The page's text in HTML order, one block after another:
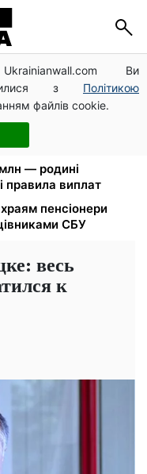
Ви
з Політикою
файлів cookie.
на всю ніч: на
ТЦК за
500 грн: ПФУ
у 2026 році
— родині
правила виплат
пенсіонери
СБУ
весь
к